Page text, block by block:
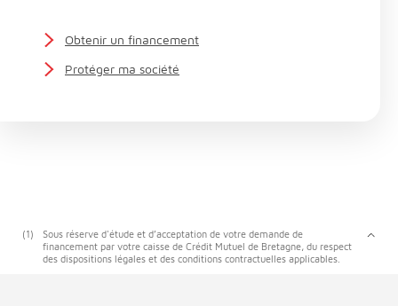
Obtenir un financement
Protéger ma société
(1)
Sous réserve d'étude et d’acceptation de votre demande de
financement par votre caisse de Crédit Mutuel de Bretagne, du respect
des dispositions légales et des conditions contractuelles applicables.